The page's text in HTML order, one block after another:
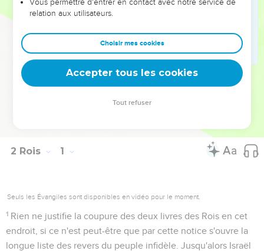
peuple tire les leçons de son histoire et il invite son lecteur
à rejeter, lui aussi, les péchés qui ont entraîné le jugement
d’Israël.
permission. All rights reserved worldwide.
2 Rois 1
Seuls les Évangiles sont disponibles en vidéo pour le moment.
1 Rien ne justifie la coupure des deux livres des Rois en cet
endroit, si ce n'est peut-être que par cette notice s'ouvre la
longue liste des revers du peuple infidèle. Jusqu'alors Israël
Vous permettre d'entrer en contact avec notre service de
relation aux utilisateurs.
Choisir mes cookies
Accepter tous les cookies
Tout refuser